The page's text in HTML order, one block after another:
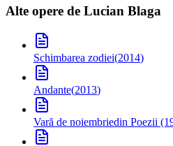
Alte opere de Lucian Blaga
Schimbarea zodiei(2014)
Andante(2013)
Vară de noiembriedin Poezii